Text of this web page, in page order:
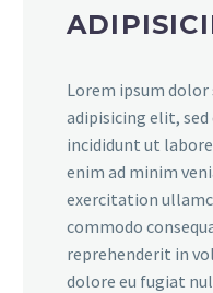
Lorem ipsum
adipisicing elit,
incididunt ut
enim ad minim
exercitation
commodo
reprehenderit in
dolore eu fugiat